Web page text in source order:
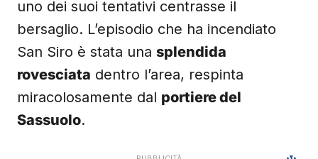
uno dei suoi tentativi centrasse il
bersaglio. L’episodio che ha incendiato
San Siro è stata una splendida
rovesciata dentro l’area, respinta
miracolosamente dal portiere del
Sassuolo.